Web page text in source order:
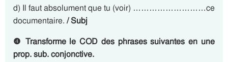
d) Il faut absolument que tu (voir) ………………………ce
documentaire. / Subj
❹ Transforme le COD des phrases suivantes en une
prop. sub. conjonctive.